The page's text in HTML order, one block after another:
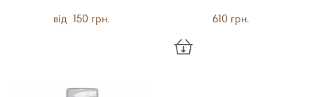
від 150 грн.
610 грн.